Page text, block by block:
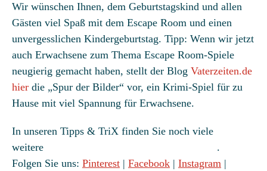
Wir wünschen Ihnen, dem Geburtstagskind und allen
Gästen viel Spaß mit dem Escape Room und einen
unvergesslichen Kindergeburtstag. Tipp: Wenn wir jetzt
auch Erwachsene zum Thema Escape Room-Spiele
neugierig gemacht haben, stellt der Blog Vaterzeiten.de
hier die „Spur der Bilder“ vor, ein Krimi-Spiel für zu
Hause mit viel Spannung für Erwachsene.
In unseren Tipps & TriX finden Sie noch viele
weitere
.
Folgen Sie uns: Pinterest | Facebook | Instagram |